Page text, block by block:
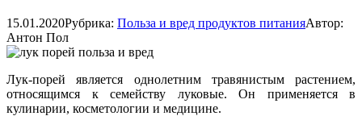
15.01.2020Рубрика: Польза и вред продуктов питанияАвтор:
Антон Пол
Лук-порей является однолетним травянистым растением,
относящимся к семейству луковые. Он применяется в
кулинарии, косметологии и медицине.